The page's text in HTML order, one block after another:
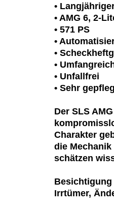
•
• AMG 6, 2-
• 571 PS
•
•
•
• Unfallfrei
• Sehr
Der SLS
Charakter
die
schätzen
Irrtümer,